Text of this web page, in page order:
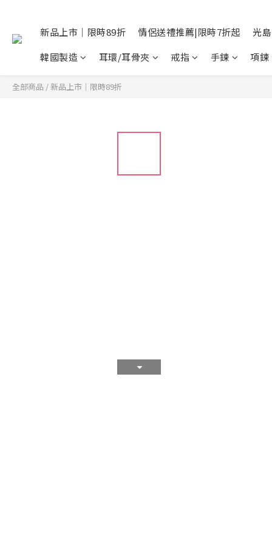
新品上市｜限時89折 情侶送禮推薦|限時7折起
光
韓國製造
耳環/耳骨夾 戒指 手鍊 項鍊
全部商品 /新品上市｜限時89折